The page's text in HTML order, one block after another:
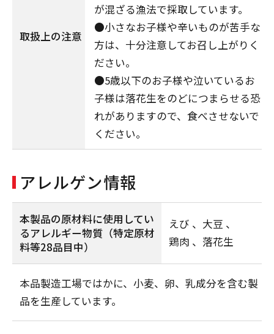
取扱上の注意
が混ざる漁法で採取しています。
●小さなお子様や辛いものが苦手な
方は、十分注意してお召し上がりく
ださい。
●5歳以下のお子様や泣いているお
子様は落花生をのどにつまらせる恐
れがありますので、食べさせないで
ください。
アレルゲン情報
本製品の原材料に使用してい
るアレルギー物質（特定原材
料等28品目中）
えび
大豆
鶏肉
落花生
本品製造工場ではかに、小麦、卵、乳成分を含む製
品を生産しています。